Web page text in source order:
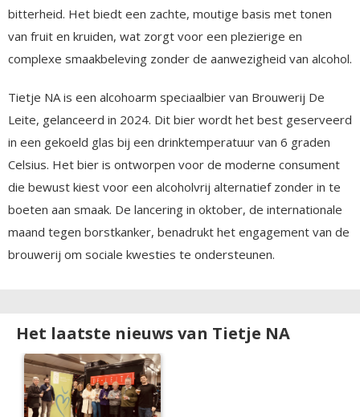
bitterheid. Het biedt een zachte, moutige basis met tonen
van fruit en kruiden, wat zorgt voor een plezierige en
complexe smaakbeleving zonder de aanwezigheid van alcohol.
Tietje NA is een alcohoarm speciaalbier van Brouwerij De
Leite, gelanceerd in 2024. Dit bier wordt het best geserveerd
in een gekoeld glas bij een drinktemperatuur van 6 graden
Celsius. Het bier is ontworpen voor de moderne consument
die bewust kiest voor een alcoholvrij alternatief zonder in te
boeten aan smaak. De lancering in oktober, de internationale
maand tegen borstkanker, benadrukt het engagement van de
brouwerij om sociale kwesties te ondersteunen.
Het laatste nieuws van Tietje NA